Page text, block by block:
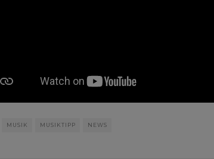
MUSIK MUSIKTIPP NEWS